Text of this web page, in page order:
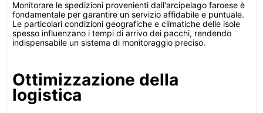
Monitorare le spedizioni provenienti dall'arcipelago faroese è
fondamentale per garantire un servizio affidabile e puntuale.
Le particolari condizioni geografiche e climatiche delle isole
spesso influenzano i tempi di arrivo dei pacchi, rendendo
indispensabile un sistema di monitoraggio preciso.
Ottimizzazione della
logistica